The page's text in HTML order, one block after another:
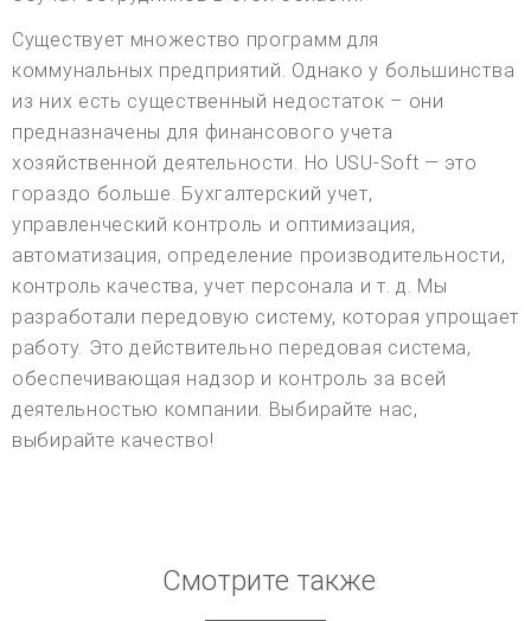
Существует множество программ для
коммунальных предприятий. Однако у большинства
из них есть существенный недостаток – они
предназначены для финансового учета
хозяйственной деятельности. Но USU-Soft — это
гораздо больше. Бухгалтерский учет,
управленческий контроль и оптимизация,
автоматизация, определение производительности,
контроль качества, учет персонала и т. д. Мы
разработали передовую систему, которая упрощает
работу. Это действительно передовая система,
обеспечивающая надзор и контроль за всей
деятельностью компании. Выбирайте нас,
выбирайте качество!
Смотрите также